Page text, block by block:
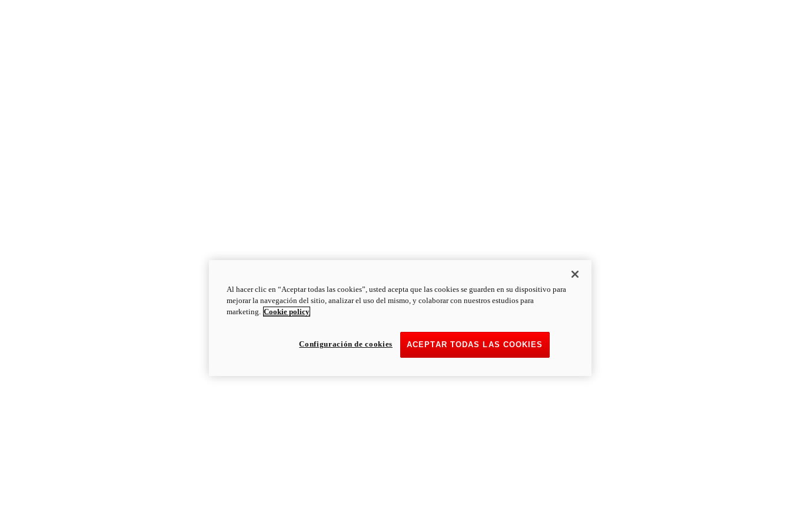
Al hacer clic en “Aceptar todas las cookies”, usted acepta que las cookies se guarden en su dispositivo para
mejorar la navegación del sitio, analizar el uso del mismo, y colaborar con nuestros estudios para
marketing. Cookie policy
ACEPTAR TODAS LAS COOKIES
Configuración de cookies